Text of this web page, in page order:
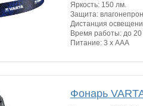
Яркость: 150 лм.
Защита:
Дистанция
Время работы: до 20
Питание: 3 х ААА
Фонарь